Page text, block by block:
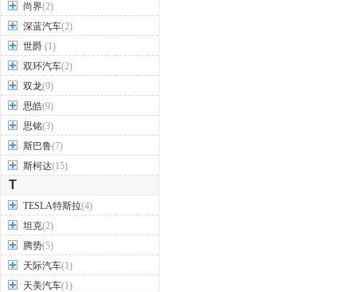
尚界(2)
深蓝汽车(2)
世爵 (1)
双环汽车(2)
双龙(9)
思皓(9)
思铭(3)
斯巴鲁(7)
斯柯达(15)
T
TESLA特斯拉(4)
坦克(2)
腾势(5)
天际汽车(1)
天美汽车(1)